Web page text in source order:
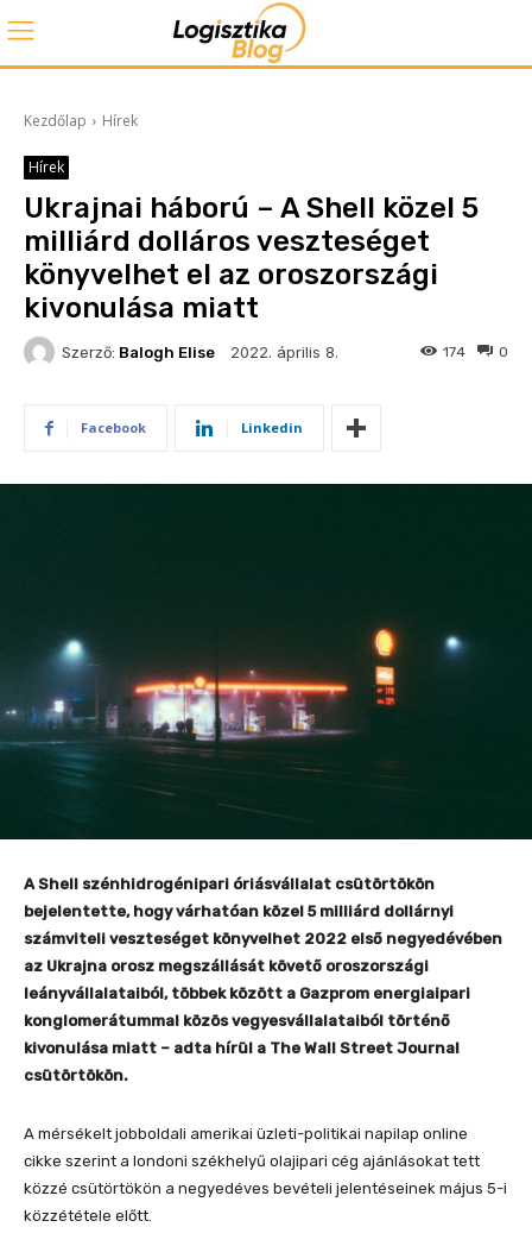
Kezdőlap Hírek
Hírek
Ukrajnai háború – A Shell közel 5
milliárd dolláros veszteséget
könyvelhet el az oroszországi
kivonulása miatt
Szerző: Balogh Elise 2022. április 8. 0
174
Facebook Linkedin
A Shell szénhidrogénipari óriásvállalat csütörtökön
bejelentette, hogy várhatóan közel 5 milliárd dollárnyi
számviteli veszteséget könyvelhet 2022 első negyedévében
az Ukrajna orosz megszállását követő oroszországi
leányvállalataiból, többek között a Gazprom energiaipari
konglomerátummal közös vegyesvállalataiból történő
kivonulása miatt – adta hírül a The Wall Street Journal
csütörtökön.
A mérsékelt jobboldali amerikai üzleti-politikai napilap online
cikke szerint a londoni székhelyű olajipari cég ajánlásokat tett
közzé csütörtökön a negyedéves bevételi jelentéseinek május 5-i
közzététele előtt.